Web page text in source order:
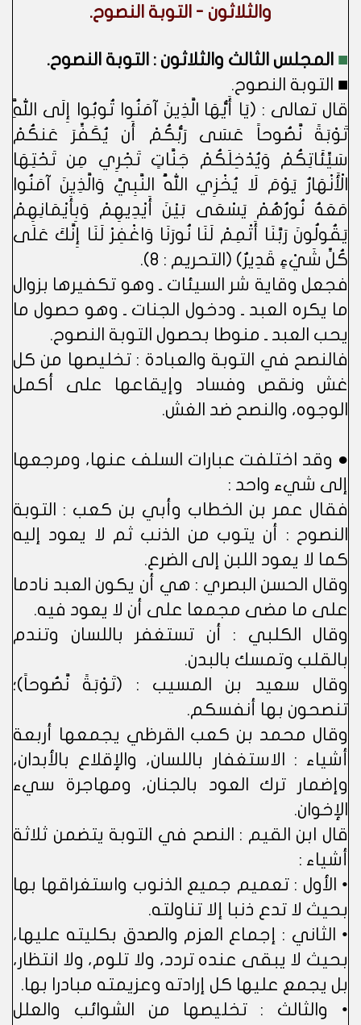
والثلاثون - التوبة النصوح.
■ المجلس الثالث والثلاثون : التوبة النصوح.
■ التوبة النصوح.
قال تعالى : (يَا أَيُّهَا الَّذِينَ آمَنُوا تُوبُوا إِلَى اللَّهِ
تَوْبَةً نَّصُوحاً عَسَى رَبُّكُمْ أَن يُكَفِّرَ عَنكُمْ
سَيِّئَاتِكُمْ وَيُدْخِلَكُمْ جَنَّاتٍ تَجْرِي مِن تَحْتِهَا
الْأَنْهَارُ يَوْمَ لَا يُخْزِي اللَّهُ النَّبِيَّ وَالَّذِينَ آمَنُوا
مَعَهُ نُورُهُمْ يَسْعَى بَيْنَ أَيْدِيهِمْ وَبِأَيْمَانِهِمْ
يَقُولُونَ رَبَّنَا أَتْمِمْ لَنَا نُورَنَا وَاغْفِرْ لَنَا إِنَّكَ عَلَى
كُلِّ شَيْءٍ قَدِيرٌ) (التحريم : 8).
فجعل وقاية شر السيئات ـ وهو تكفيرها بزوال
ما يكره العبد ـ ودخول الجنات ـ وهو حصول ما
يحب العبد ـ منوطا بحصول التوبة النصوح.
فالنصح في التوبة والعبادة : تخليصها من كل
غش ونقص وفساد وإيقاعها على أكمل
الوجوه، والنصح ضد الغش.
● وقد اختلفت عبارات السلف عنها، ومرجعها
إلى شيء واحد :
فقال عمر بن الخطاب وأبي بن كعب : التوبة
النصوح : أن يتوب من الذنب ثم لا يعود إليه
كما لا يعود اللبن إلى الضرع.
وقال الحسن البصري : هي أن يكون العبد نادما
على ما مضى مجمعا على أن لا يعود فيه.
وقال الكلبي : أن تستغفر باللسان وتندم
بالقلب وتمسك بالبدن.
وقال سعيد بن المسيب : (تَوْبَةً نَّصُوحاً)؛
تنصحون بها أنفسكم.
وقال محمد بن كعب القرظي يجمعها أربعة
أشياء : الاستغفار باللسان، والإقلاع بالأبدان،
وإضمار ترك العود بالجنان، ومهاجرة سيء
الإخوان.
قال ابن القيم : النصح في التوبة يتضمن ثلاثة
أشياء :
• الأول : تعميم جميع الذنوب واستغراقها بها
بحيث لا تدع ذنبا إلا تناولته.
• الثاني : إجماع العزم والصدق بكليته عليها،
بحيث لا يبقى عنده تردد، ولا تلوم، ولا انتظار،
بل يجمع عليها كل إرادته وعزيمته مبادرا بها.
• والثالث : تخليصها من الشوائب والعلل